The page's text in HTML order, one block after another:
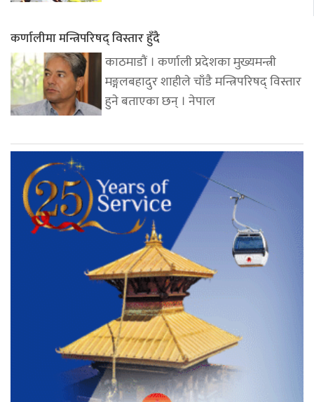
कर्णालीमा मन्त्रिपरिषद् विस्तार हुँदै
काठमाडौं । कर्णाली प्रदेशका मुख्यमन्त्री
मङ्गलबहादुर शाहीले चाँडै मन्त्रिपरिषद् विस्तार
हुने बताएका छन् । नेपाल